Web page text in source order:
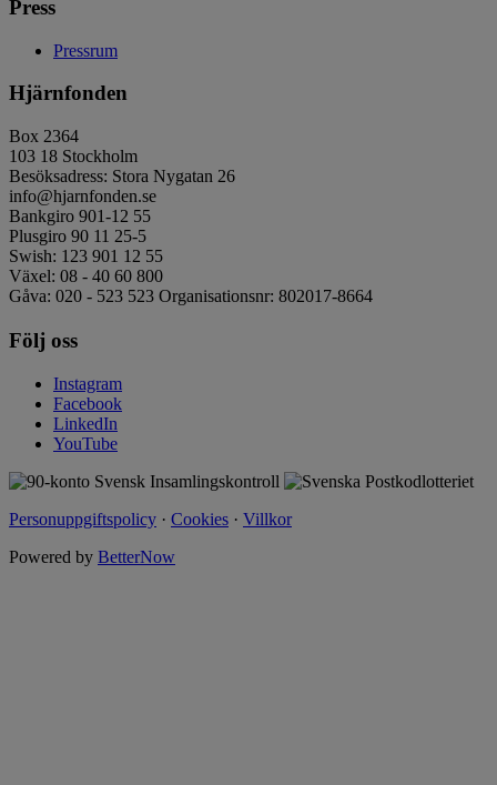
Press
Pressrum
Hjärnfonden
Box 2364
103 18 Stockholm
Besöksadress: Stora Nygatan 26
info@hjarnfonden.se
Bankgiro 901-12 55
Plusgiro 90 11 25-5
Swish: 123 901 12 55
Växel: 08 - 40 60 800
Gåva: 020 - 523 523 Organisationsnr: 802017-8664
Följ oss
Instagram
Facebook
LinkedIn
YouTube
Personuppgiftspolicy · Cookies · Villkor
Powered by BetterNow